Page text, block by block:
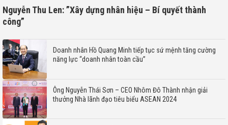
Nguyễn Thu Len: ”Xây dựng nhân hiệu – Bí quyết thành
công”
Doanh nhân Hồ Quang Minh tiếp tục sứ mệnh tăng cường
năng lực “doanh nhân toàn cầu”
Ông Nguyễn Thái Sơn – CEO Nhôm Đô Thành nhận giải
thưởng Nhà lãnh đạo tiêu biểu ASEAN 2024